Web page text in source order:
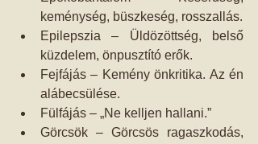
Epilepszia – Üldözöttség, belső
küzdelem, önpusztító erők.
Fejfájás – Kemény önkritika. Az én
alábecsülése.
Fülfájás – „Ne kelljen hallani.”
Görcsök – Görcsös ragaszkodás,